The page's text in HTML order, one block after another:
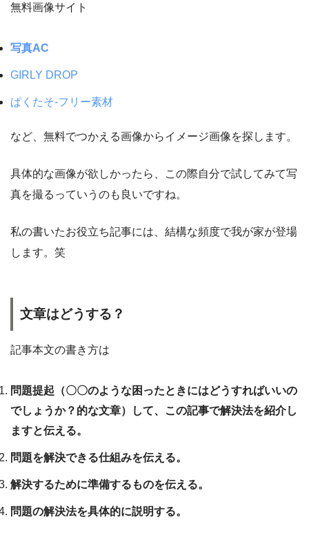
無料画像サイト
写真AC
GIRLY DROP
ぱくたそ-フリー素材
など、無料でつかえる画像からイメージ画像を探します。
具体的な画像が欲しかったら、この際自分で試してみて写
真を撮るっていうのも良いですね。
私の書いたお役立ち記事には、結構な頻度で我が家が登場
します。笑
文章はどうする？
記事本文の書き方は
問題提起（〇〇のような困ったときにはどうすればいいの
でしょうか？的な文章）して、この記事で解決法を紹介し
ますと伝える。
問題を解決できる仕組みを伝える。
解決するために準備するものを伝える。
問題の解決法を具体的に説明する。